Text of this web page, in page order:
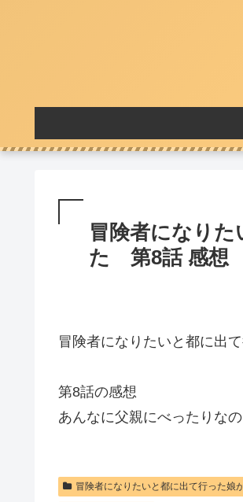
冒険者になり
た 第8話 感想
冒険者になりたいと都に出
第8話の感想
あんなに父親にべったりな
冒険者になりたいと都に出て行った娘